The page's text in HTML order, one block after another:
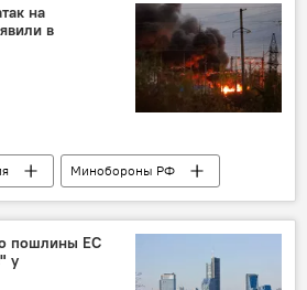
на
в
Минобороны РФ
энергетика
пошлины ЕС
у